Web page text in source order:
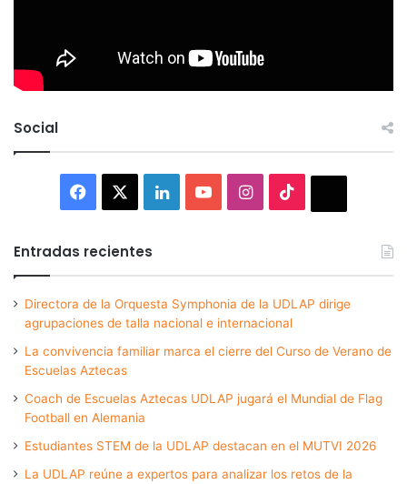
Social
Facebook LinkedInYouTubeInstagram
Entradas recientes
Directora de la Orquesta Symphonia de la UDLAP dirige
agrupaciones de talla nacional e internacional
La convivencia familiar marca el cierre del Curso de Verano de
Escuelas Aztecas
Coach de Escuelas Aztecas UDLAP jugará el Mundial de Flag
Football en Alemania
Estudiantes STEM de la UDLAP destacan en el MUTVI 2026
La UDLAP reúne a expertos para analizar los retos de la